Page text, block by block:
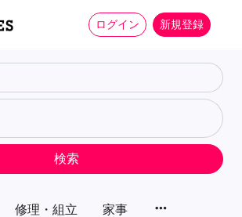
ログイン 新規登録
修理・組立 家事 more_horiz
検索